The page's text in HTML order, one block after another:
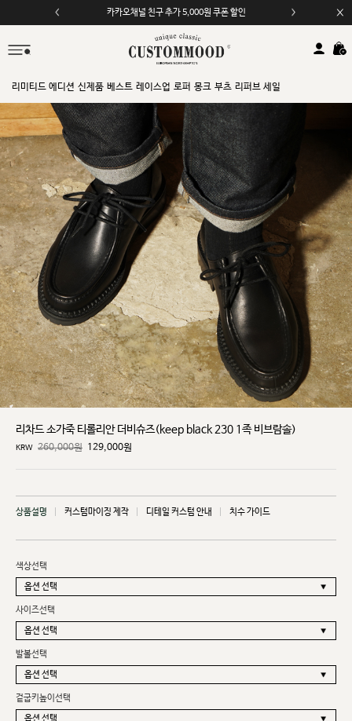
카카오채널 친구 추가 5,000원 쿠폰 할인
리미티드 에디션 신제품 베스트 레이스업 로퍼 몽크 부츠 리퍼브 세일
리차드 소가죽 티롤리안 더비슈즈(keep black 230 1족 비브람솔)
KRW 260,000원 129,000원
상품설명 커스텀마이징 제작 디테일 커스텀 안내 치수 가이드
색상선택
사이즈선택
발볼선택
겉굽키높이선택